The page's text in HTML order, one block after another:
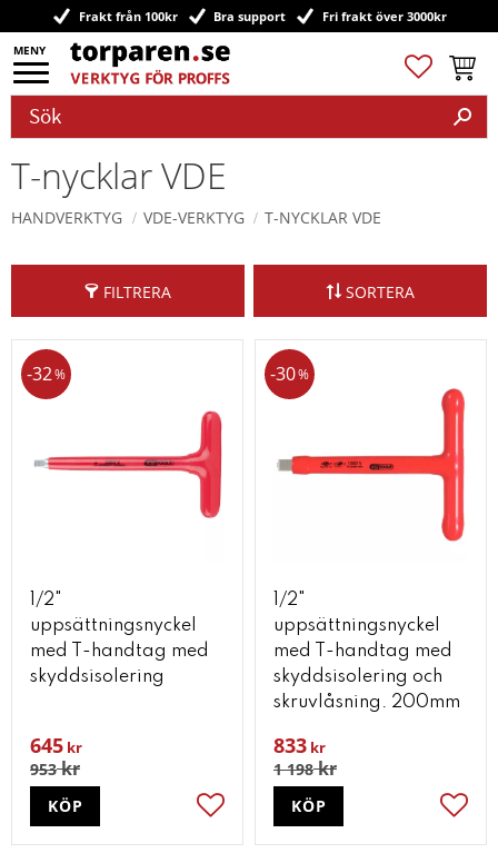
Meny
Frakt från 100kr Bra support Fri frakt över 3000kr
Favoriter
T-nycklar VDE
HANDVERKTYG VDE-VERKTYG T-NYCKLAR VDE
FILTRERA SORTERA
1/2"
uppsättningsnyckel
med T-handtag med
skyddsisolering
645 kr
953kr
32%
Lägg till i favoriter
KÖP
1/2"
uppsättningsnyckel
med T-handtag med
skyddsisolering och
skruvlåsning. 200mm
833 kr
1 198kr
30%
KÖP